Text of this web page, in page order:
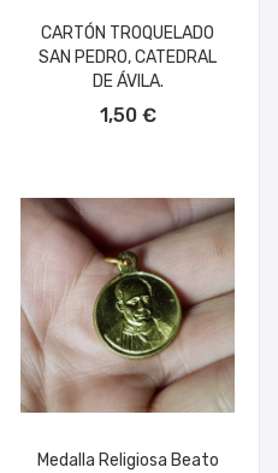
CARTÓN TROQUELADO
SAN PEDRO, CATEDRAL
DE ÁVILA.
1,50 €
Medalla Religiosa Beato